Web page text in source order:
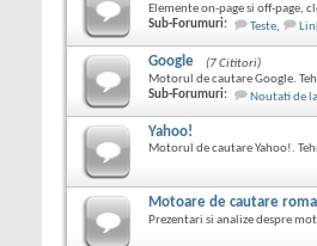
Elemente on-page si off-page,
Sub-Forumuri:
Teste,
Google
(7 Cititori)
Motorul de cautare Google.
Sub-Forumuri:
Noutati de
Yahoo!
Motorul de cautare Yahoo!.
Motoare de cautare
Prezentari si analize despre